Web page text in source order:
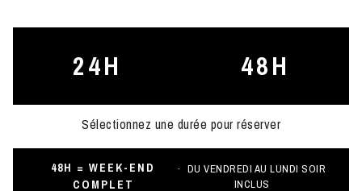
24H 48H
Sélectionnez une durée pour réserver
48H = WEEK-END
COMPLET
DU VENDREDI AU LUNDI SOIR
INCLUS